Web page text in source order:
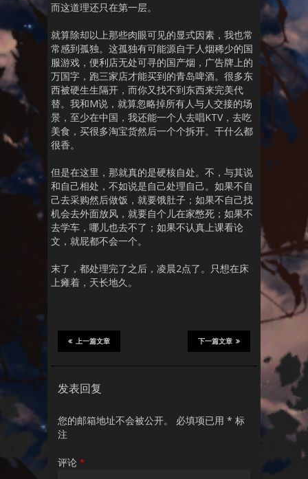
而这道理还只在第一层。
就算除却以上那些肉眼可见的显式因素，我也常
常感到孤独。这孤独有可能源自于人烟稀少的国
服游戏，便利店无处可寻的国产烟，广告牌上的
万国字，跑三家店才能买到的青岛啤酒。很多东
西被硬生生隔开，而你又找不到东西来完美代
替。我和M说，就算忽略掉所有人与人交接的场
景，至少在中国，我还能一个人去唱KTV，去吃
美食，买很多淘宝货然后一个个拆开。干什么都
很香。
但是在这里，那就真的是硬核自处。不，与其说
和自己相处，不如说是自己处理自己。如果不自
己去采购然后做饭，就要饿肚子；如果不自己找
机会去外面放风，就要自个儿在家憋死；如果不
去学车，哪儿也去不了；如果不认真上课看论
文，就屁都不会一个。
末了，都处理完了之后，凌晨2点了。只想在床
上瘫着，天长地久。
下一篇文章
上一篇文章
发表回复
您的邮箱地址不会被公开。 必填项已用 * 标
注
评论 *